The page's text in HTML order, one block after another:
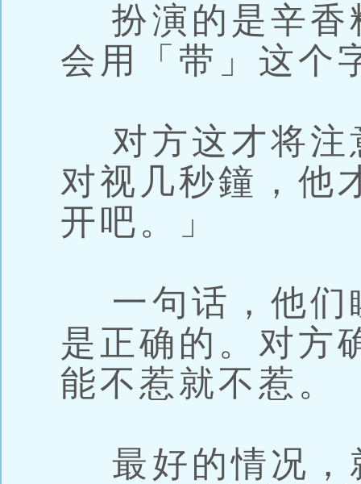
扮演的是辛香
会用「带」这个
对方这才将注
对视几秒鐘，他
开吧。」
一句话，他们
是正确的。对方
能不惹就不惹。
最好的情况，